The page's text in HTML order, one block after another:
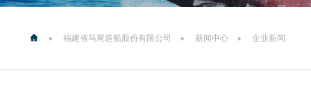
福建省马尾造船股份有限公司 新闻中心 企业新闻